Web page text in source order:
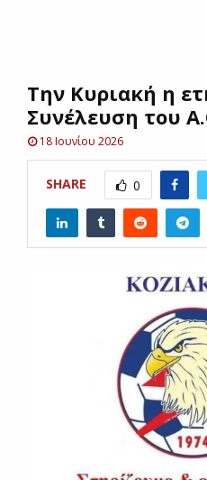
UΤην Κυριακή η
Συνέλευση του
18 Ιουνίου 2026
SHARE 0